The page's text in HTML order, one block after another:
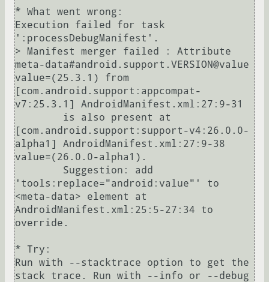
* What went wrong:
Execution failed for task
':processDebugManifest'.
> Manifest merger failed : Attribute
meta-data#android.support.VERSION@value
value=(25.3.1) from
[com.android.support:appcompat-
v7:25.3.1] AndroidManifest.xml:27:9-31
[com.android.support:support-v4:26.0.0-
alpha1] AndroidManifest.xml:27:9-38
value=(26.0.0-alpha1).
'tools:replace="android:value"' to
<meta-data> element at
AndroidManifest.xml:25:5-27:34 to
override.
* Try:
Run with --stacktrace option to get the
stack trace. Run with --info or --debug